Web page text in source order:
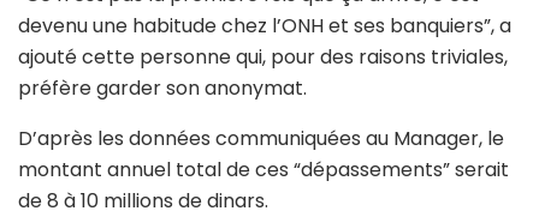
devenu une habitude chez l’ONH et ses banquiers”, a
ajouté cette personne qui, pour des raisons triviales,
préfère garder son anonymat.
D’après les données communiquées au Manager, le
montant annuel total de ces “dépassements” serait
de 8 à 10 millions de dinars.